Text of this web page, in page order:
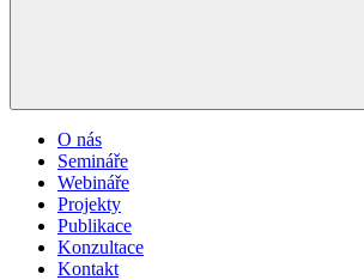
O nás
Semináře
Webináře
Projekty
Publikace
Konzultace
Kontakt